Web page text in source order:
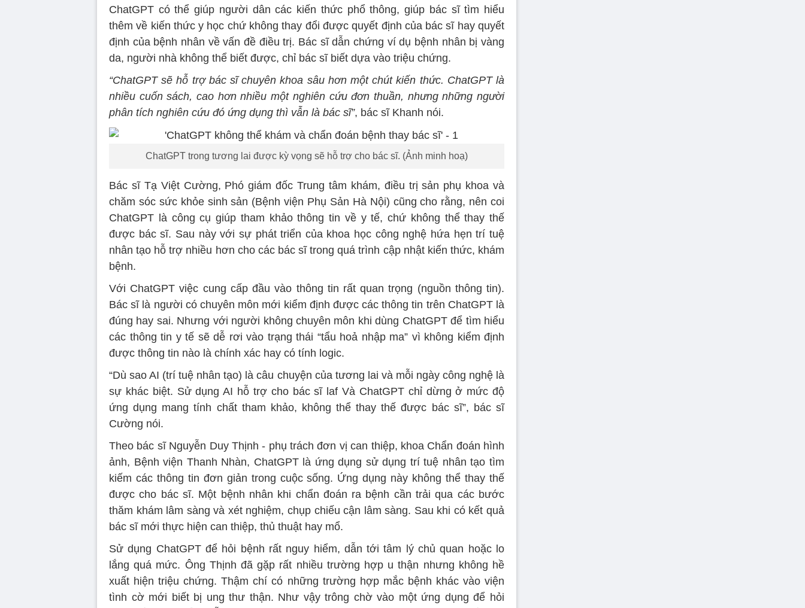
ChatGPT có thể giúp người dân các kiến thức phổ thông, giúp bác sĩ tìm hiểu
thêm về kiến thức y học chứ không thay đổi được quyết định của bác sĩ hay quyết
định của bệnh nhân về vấn đề điều trị. Bác sĩ dẫn chứng ví dụ bệnh nhân bị vàng
da, người nhà không thể biết được, chỉ bác sĩ biết dựa vào triệu chứng.
“ChatGPT sẽ hỗ trợ bác sĩ chuyên khoa sâu hơn một chút kiến thức. ChatGPT là
nhiều cuốn sách, cao hơn nhiều một nghiên cứu đơn thuần, nhưng những người
phân tích nghiên cứu đó ứng dụng thì vẫn là bác sĩ”, bác sĩ Khanh nói.
ChatGPT trong tương lai được kỳ vọng sẽ hỗ trợ cho bác sĩ. (Ảnh minh hoạ)
Bác sĩ Tạ Việt Cường, Phó giám đốc Trung tâm khám, điều trị sản phụ khoa và
chăm sóc sức khỏe sinh sản (Bệnh viện Phụ Sản Hà Nội) cũng cho rằng, nên coi
ChatGPT là công cụ giúp tham khảo thông tin về y tế, chứ không thể thay thế
được bác sĩ. Sau này với sự phát triển của khoa học công nghệ hứa hẹn trí tuệ
nhân tạo hỗ trợ nhiều hơn cho các bác sĩ trong quá trình cập nhật kiến thức, khám
bệnh.
Với ChatGPT việc cung cấp đầu vào thông tin rất quan trọng (nguồn thông tin).
Bác sĩ là người có chuyên môn mới kiểm định được các thông tin trên ChatGPT là
đúng hay sai. Nhưng với người không chuyên môn khi dùng ChatGPT để tìm hiểu
các thông tin y tế sẽ dễ rơi vào trạng thái “tẩu hoả nhập ma” vì không kiểm định
được thông tin nào là chính xác hay có tính logic.
“Dù sao AI (trí tuệ nhân tạo) là câu chuyện của tương lai và mỗi ngày công nghệ là
sự khác biệt. Sử dụng AI hỗ trợ cho bác sĩ laf Và ChatGPT chỉ dừng ở mức độ
ứng dụng mang tính chất tham khảo, không thể thay thế được bác sĩ”, bác sĩ
Cường nói.
Theo bác sĩ Nguyễn Duy Thịnh - phụ trách đơn vị can thiệp, khoa Chẩn đoán hình
ảnh, Bệnh viện Thanh Nhàn, ChatGPT là ứng dụng sử dụng trí tuệ nhân tạo tìm
kiếm các thông tin đơn giản trong cuộc sống. Ứng dụng này không thể thay thế
được cho bác sĩ. Một bệnh nhân khi chẩn đoán ra bệnh cần trải qua các bước
thăm khám lâm sàng và xét nghiệm, chụp chiếu cận lâm sàng. Sau khi có kết quả
bác sĩ mới thực hiện can thiệp, thủ thuật hay mổ.
Sử dụng ChatGPT để hỏi bệnh rất nguy hiểm, dẫn tới tâm lý chủ quan hoặc lo
lắng quá mức. Ông Thịnh đã gặp rất nhiều trường hợp u thận nhưng không hề
xuất hiện triệu chứng. Thậm chí có những trường hợp mắc bệnh khác vào viện
tình cờ mới biết bị ung thư thận. Như vậy trông chờ vào một ứng dụng để hỏi